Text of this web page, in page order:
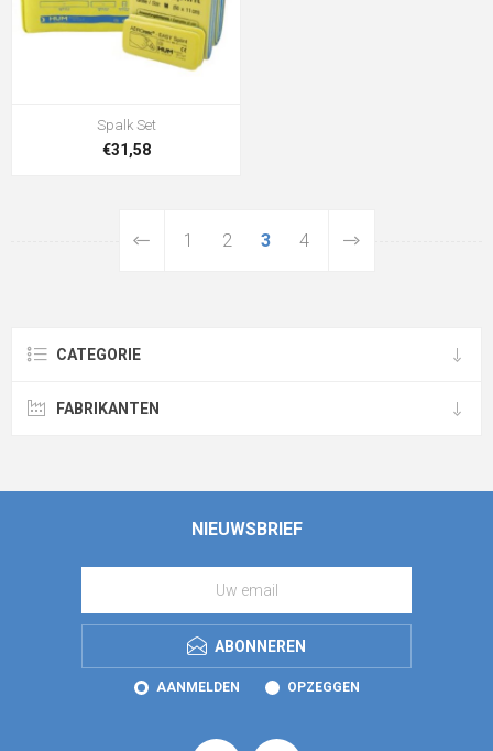
Spalk Set
€31,58
1 2 3 4
CATEGORIE
FABRIKANTEN
NIEUWSBRIEF
ABONNEREN
AANMELDEN OPZEGGEN